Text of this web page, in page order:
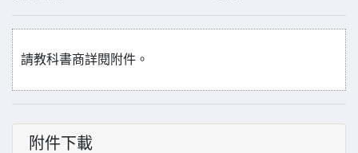
請教科書商詳閱附件。
附件下載